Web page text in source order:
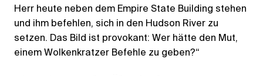
Herr heute neben dem Empire State Building stehen
und ihm befehlen, sich in den Hudson River zu
setzen. Das Bild ist provokant: Wer hätte den Mut,
einem Wolkenkratzer Befehle zu geben?“